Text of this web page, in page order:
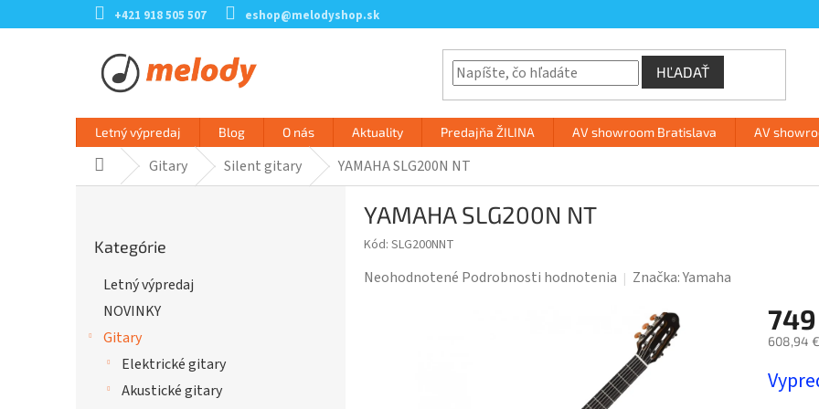
na
+421 918 505 507 eshop@melodyshop.sk
HĽADAŤ
Letný výpredaj Blog O nás Aktuality Predajňa ŽILINA AV showroom Bratislava AV
DomovGitary Silent gitary YAMAHA SLG200N NT
kategórie
Kategórie
Letný výpredaj
NOVINKY
Gitary
Elektrické gitary
Akustické gitary
YAMAHA SLG200N NT
Kód: SLG200NNT
Priemerné
Neohodnotené Podrobnosti hodnotenia Značka:Yamaha
608,94
cena: